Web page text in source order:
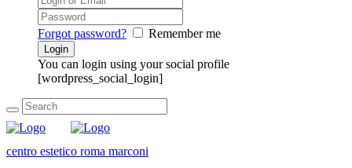
Forgot password? Remember me
You can login using your social profile
[wordpress_social_login]
centro estetico roma marconi